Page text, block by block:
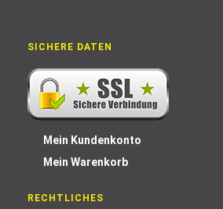
SICHERE DATEN
Mein Kundenkonto
Mein Warenkorb
RECHTLICHES